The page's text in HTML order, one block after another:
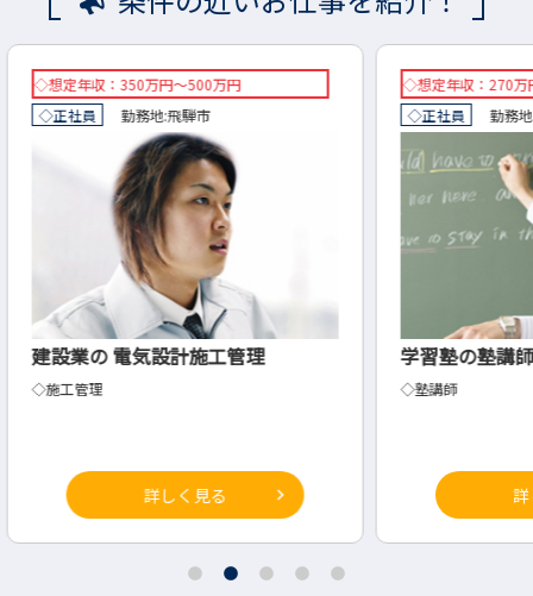
◇想定年収：270万円～350万円
◇正社員
学習塾の塾講師
詳しく見る
時
派
【